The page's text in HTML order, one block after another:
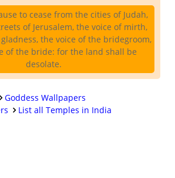
to cease from the cities of Judah,
of Jerusalem, the voice of mirth,
the voice of the bridegroom,
of the bride: for the land shall be
desolate.
Goddess Wallpapers
List all Temples in India